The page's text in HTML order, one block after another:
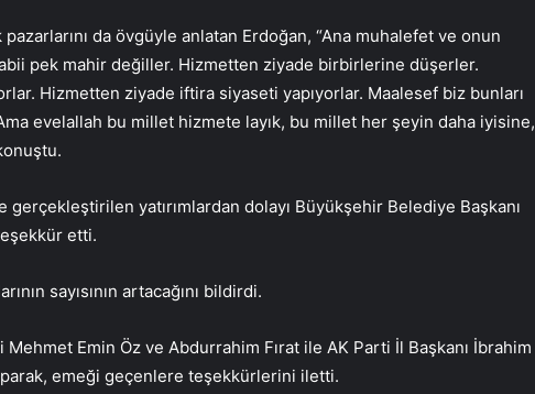
pazarlarını da övgüyle anlatan Erdoğan, “Ana muhalefet ve onun
pek mahir değiller. Hizmetten ziyade birbirlerine düşerler.
Hizmetten ziyade iftira siyaseti yapıyorlar. Maalesef biz bunları
Ama evelallah bu millet hizmete layık, bu millet her şeyin daha iyisine,
yatırımlardan dolayı Büyükşehir Belediye Başkanı
etti.
sayısının artacağını bildirdi.
Emin Öz ve Abdurrahim Fırat ile AK Parti İl Başkanı İbrahim
emeği geçenlere teşekkürlerini iletti.